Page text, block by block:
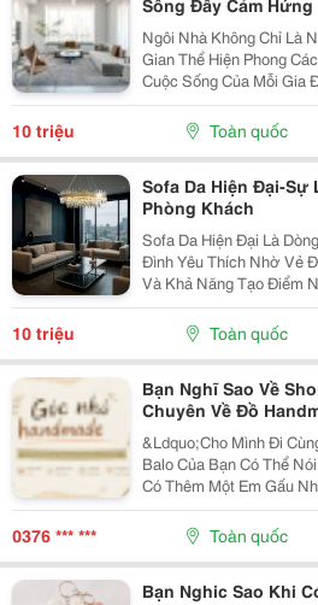
Sống Đầy Cảm Hứng
Ngôi Nhà Không Chỉ Là
Gian Thể Hiện Phong
Cuộc Sống Của Mỗi Gia
Chọn Nội Thất Xinh
Nhiều Người Quan Tâm
Sống Trở...
10 triệu Toàn quốc
Sofa Da Hiện Đại-Sự
Phòng Khách
Sofa Da Hiện Đại Là
Đình Yêu Thích Nhờ Vẻ
Và Khả Năng Tạo Điểm
Với Thiết Kế Tinh Tế
Không Chỉ Mang Lại
10 triệu Toàn quốc
Bạn Nghĩ Sao Về
Chuyên Về Đồ
&Ldquo;Cho Mình Đi Cùng
Balo Của Bạn Có Thể
Có Thêm Một Em Gấu
Cạnh. Từ Những Buổi Đi Học, Đi Làm, Đi Cà Phê Hay
Những Chuyến Đi Chơi
Bông...
0376 *** *** Toàn quốc
Bạn Nghic Sao Khi